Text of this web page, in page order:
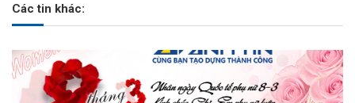
Các tin khác: